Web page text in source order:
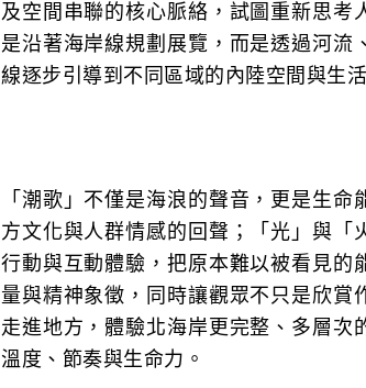
及空間串聯的核心脈絡，試圖重新思考
是沿著海岸線規劃展覽，而是透過河流
線逐步引導到不同區域的內陸空間與生活
「潮歌」不僅是海浪的聲音，更是生
方文化與人群情感的回聲；「光」與「
行動與互動體驗，把原本難以被看見的
量與精神象徵，同時讓觀眾不只是欣
走進地方，體驗北海岸更完整、多層次
溫度、節奏與生命力。